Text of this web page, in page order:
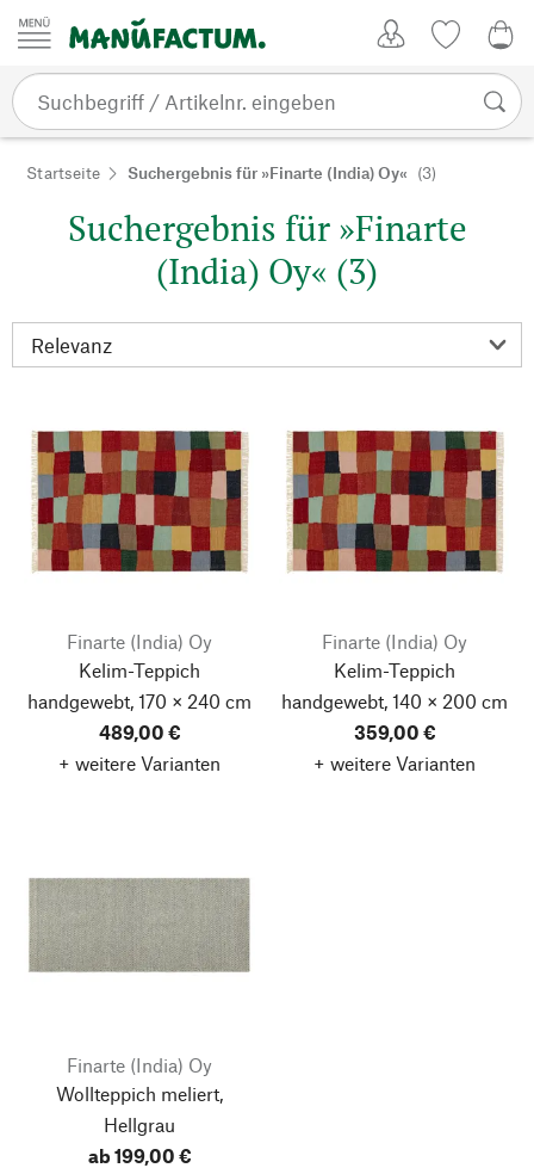
Zum Inhalt springen
Startseite Suchergebnis für »Finarte (India) Oy« (3)
Suchergebnis für »Finarte
(India) Oy« (3)
Finarte (India) Oy
Kelim-Teppich
handgewebt, 170 × 240 cm
489,00 €
+ weitere Varianten
Finarte (India) Oy
Kelim-Teppich
handgewebt, 140 × 200 cm
359,00 €
+ weitere Varianten
Finarte (India) Oy
Wollteppich meliert,
Hellgrau
ab 199,00 €